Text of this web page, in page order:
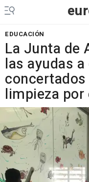
EDUCACIÓN
La Junta de
las ayudas
limpieza por